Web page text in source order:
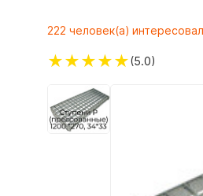
222 человек(а)
★★★★★(5.0)